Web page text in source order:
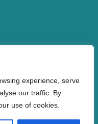
experience, serve
our traffic. By
use of cookies.